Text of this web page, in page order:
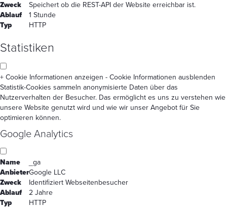
Zweck
Speichert ob die REST-API der Website erreichbar ist.
Ablauf
1 Stunde
Typ
HTTP
Statistiken
+ Cookie Informationen anzeigen - Cookie Informationen ausblenden
Statistik-Cookies sammeln anonymisierte Daten über das
Nutzerverhalten der Besucher. Das ermöglicht es uns zu verstehen wie
unsere Website genutzt wird und wie wir unser Angebot für Sie
optimieren können.
Google Analytics
Name
_ga
AnbieterGoogle LLC
Zweck
Identifiziert Webseitenbesucher
Ablauf
2 Jahre
Typ
HTTP